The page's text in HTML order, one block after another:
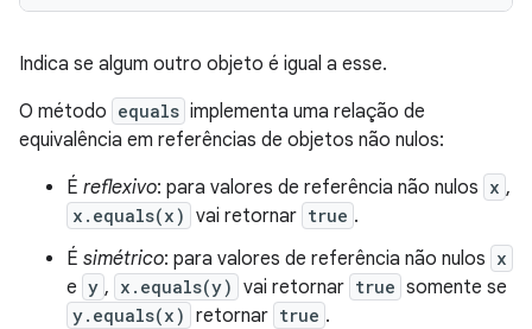
Indica se algum outro objeto é igual a esse.
O método equals implementa uma relação de
equivalência em referências de objetos não nulos:
É reflexivo: para valores de referência não nulos x ,
x.equals(x) vai retornar true .
É simétrico: para valores de referência não nulos x
e y , x.equals(y) vai retornar true somente se
y.equals(x) retornar true .